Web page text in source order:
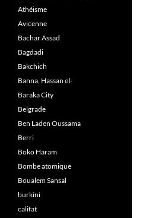
Athéisme
Avicenne
Bachar Assad
Bagdadi
Bakchich
Banna, Hassan el-
Baraka City
Belgrade
Ben Laden Oussama
Berri
Boko Haram
Bombe atomique
Boualem Sansal
burkini
califat